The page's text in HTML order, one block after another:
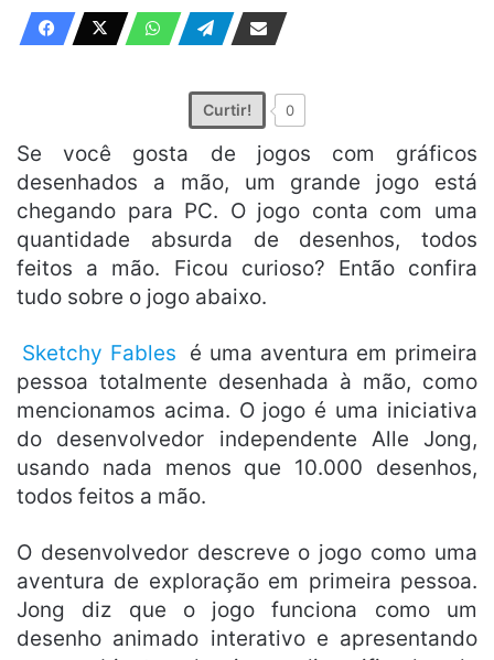
Curtir! 0
Se você gosta de jogos com gráficos
desenhados a mão, um grande jogo está
chegando para PC. O jogo conta com uma
quantidade absurda de desenhos, todos
feitos a mão. Ficou curioso? Então confira
tudo sobre o jogo abaixo.
Sketchy Fables
é uma aventura em primeira
pessoa totalmente desenhada à mão, como
mencionamos acima. O jogo é uma iniciativa
do desenvolvedor independente Alle Jong,
usando nada menos que 10.000 desenhos,
todos feitos a mão.
O desenvolvedor descreve o jogo como uma
aventura de exploração em primeira pessoa.
Jong diz que o jogo funciona como um
desenho animado interativo e apresentando